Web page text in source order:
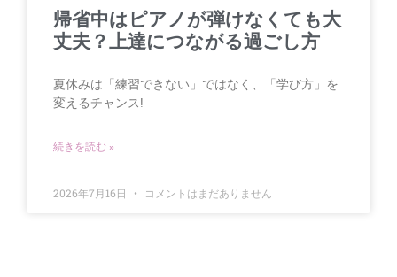
帰省中はピアノが弾けなくても大
丈夫？上達につながる過ごし方
夏休みは「練習できない」ではなく、「学び方」を
変えるチャンス!
続きを読む »
2026年7月16日 コメントはまだありません